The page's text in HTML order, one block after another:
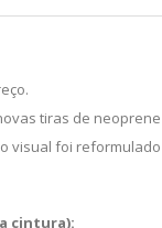
tiras de
visual foi
cintura):